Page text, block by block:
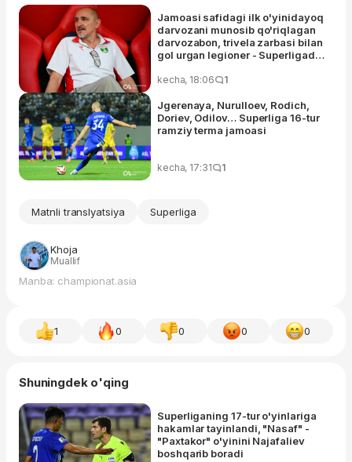
Jamoasi safidagi ilk o'yinidayoq
darvozani munosib qo'riqlagan
darvozabon, trivela zarbasi bilan
gol urgan legioner - Superligada
kecha, 18:06 1
Jgerenaya, Nurulloev, Rodich,
Doriev, Odilov… Superliga 16-tur
ramziy terma jamoasi
kecha, 17:31 1
Matnli translyatsiya Superliga
Khoja
Muallif
Manba: championat.asia
1 0 0 0 0
Shuningdek o'qing
Superliganing 17-tur o'yinlariga
hakamlar tayinlandi, "Nasaf" -
"Paxtakor" o'yinini Najafaliev
boshqarib boradi